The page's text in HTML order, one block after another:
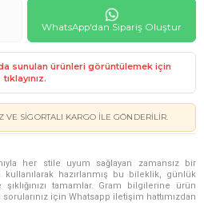
WhatsApp'dan Sipariş Oluştur
sunulan ürünleri görüntülemek için
tıklayınız.
VE SIGORTALI KARGO ILE GÖNDERILIR.
her stile uyum sağlayan zamansız bir
kullanılarak hazırlanmış bu bileklik, günlük
tamamlar. Gram bilgilerine ürün
için Whatsapp iletişim hattımızdan